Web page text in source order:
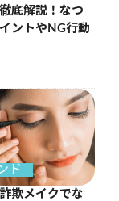
底解説！なつ
ントやNG行動
ド
欺メイクでな